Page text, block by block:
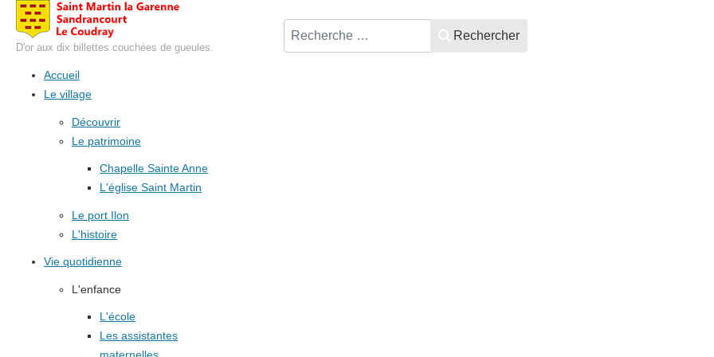
D'or aux dix billettes couchées de gueules.
Rechercher
Accueil
Le village
Découvrir
Le patrimoine
Chapelle Sainte Anne
L'église Saint Martin
Le port Ilon
L'histoire
Vie quotidienne
L'enfance
L'école
Les assistantes